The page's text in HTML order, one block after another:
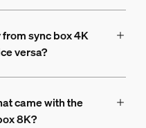
sync box 4K
versa?
came with the
8K?